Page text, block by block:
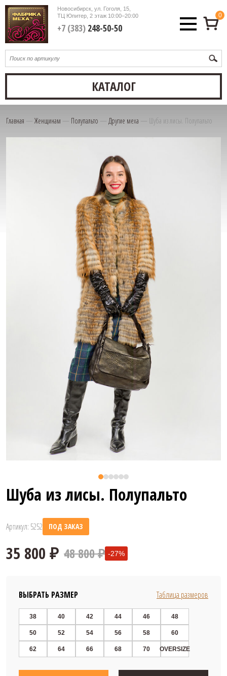
Новосибирск, ул. Гоголя, 15,
ТЦ Юпитер, 2 этаж10:00–20:00
+7 (383)248-50-50
0
КАТАЛОГ
Главная — Женщинам — Полупальто — Другие меха — Шуба из лисы. Полупальто
Шуба из лисы. Полупальто
Артикул: 5252 ПОД ЗАКАЗ
35 800 ₽
48 800 ₽ -27%
ВЫБРАТЬ РАЗМЕР Таблица размеров
38 40 42 44 46 48
50 52 54 56 58 60
62 64 66 68 70 OVERSIZE